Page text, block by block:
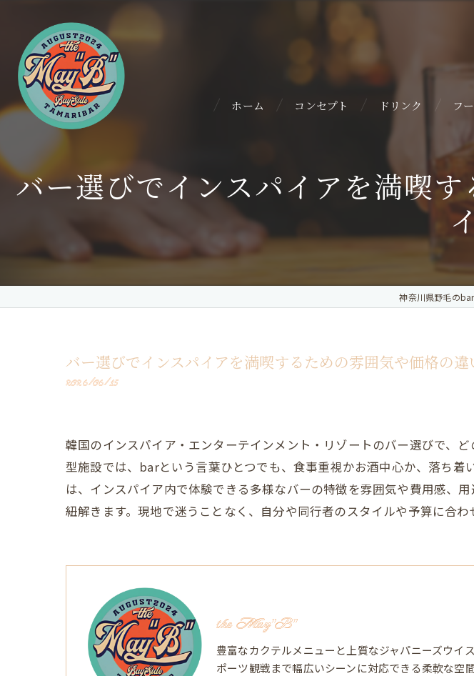
ホーム コンセプト ドリンク フ
バー選びでインスパイアを満喫
神奈川県野毛の
バー選びでインスパイアを満喫するための雰囲気や価格の違
2026/06/15
韓国のインスパイア・エンターテインメント・リゾートのバー選びで、
型施設では、barという言葉ひとつでも、食事重視かお酒中心か、落ち
は、インスパイア内で体験できる多様なバーの特徴を雰囲気や費用感、
紐解きます。現地で迷うことなく、自分や同行者のスタイルや予算に合
the May"B"
豊富なカクテルメニューと上質なジャパニーズウイ
ポーツ観戦まで幅広いシーンに対応できる柔軟な空